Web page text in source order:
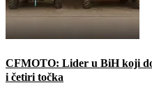
CFMOTO: Lider u BiH koji
i četiri točka